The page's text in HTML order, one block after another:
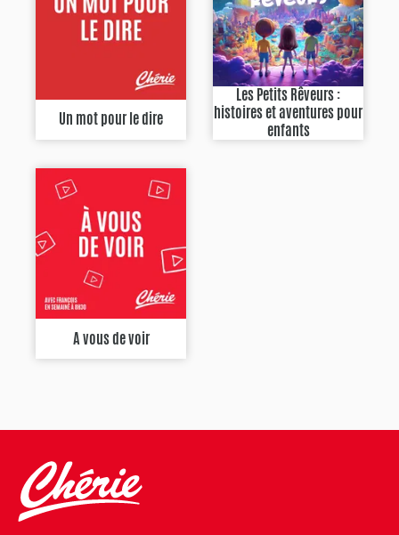
Un mot pour le dire
Les Petits Rêveurs :
histoires et aventures pour
enfants
A vous de voir